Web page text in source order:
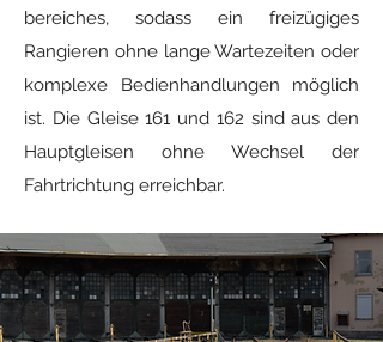
bereiches, sodass ein freizügiges
Rangieren ohne lange Wartezeiten oder
komplexe Bedienhandlungen möglich
ist. Die Gleise 161 und 162 sind aus den
Hauptgleisen ohne Wechsel der
Fahrtrichtung erreichbar.